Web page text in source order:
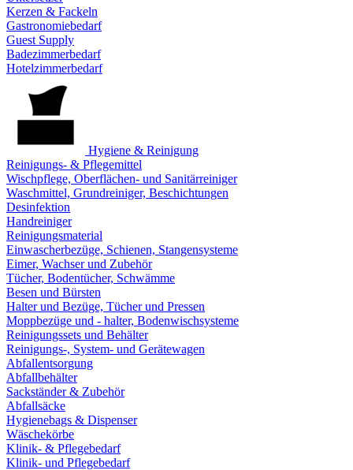
Kerzen & Fackeln
Gastronomiebedarf
Guest Supply
Badezimmerbedarf
Hotelzimmerbedarf
Hygiene & Reinigung
Reinigungs- & Pflegemittel
Wischpflege, Oberflächen- und Sanitärreiniger
Waschmittel, Grundreiniger, Beschichtungen
Desinfektion
Handreiniger
Reinigungsmaterial
Einwascherbezüge, Schienen, Stangensysteme
Eimer, Wachser und Zubehör
Tücher, Bodentücher, Schwämme
Besen und Bürsten
Halter und Bezüge, Tücher und Pressen
Moppbezüge und - halter, Bodenwischsysteme
Reinigungssets und Behälter
Reinigungs-, System- und Gerätewagen
Abfallentsorgung
Abfallbehälter
Sackständer & Zubehör
Abfallsäcke
Hygienebags & Dispenser
Wäschekörbe
Klinik- & Pflegebedarf
Klinik- und Pflegebedarf